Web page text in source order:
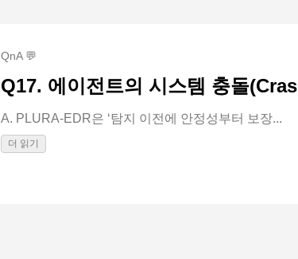
QnA 💬
Q17. 에이전트의 시스템 충돌
A. PLURA-EDR은 ‘탐지 이전에 안정성부터 보장...
더 읽기